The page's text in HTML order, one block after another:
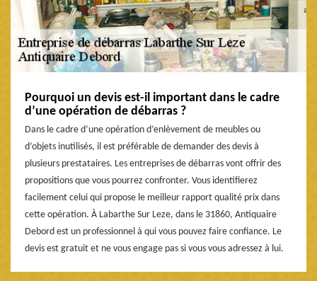
Pourquoi un devis est-il important dans le cadre
d’une opération de débarras ?
Dans le cadre d’une opération d’enlèvement de meubles ou
d’objets inutilisés, il est préférable de demander des devis à
plusieurs prestataires. Les entreprises de débarras vont offrir des
propositions que vous pourrez confronter. Vous identifierez
facilement celui qui propose le meilleur rapport qualité prix dans
cette opération. À Labarthe Sur Leze, dans le 31860, Antiquaire
Debord est un professionnel à qui vous pouvez faire confiance. Le
devis est gratuit et ne vous engage pas si vous vous adressez à lui.